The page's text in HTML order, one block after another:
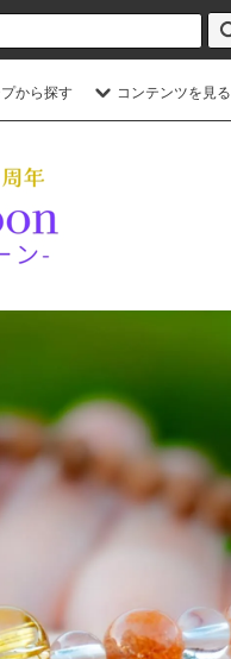
から探す コンテンツを見る